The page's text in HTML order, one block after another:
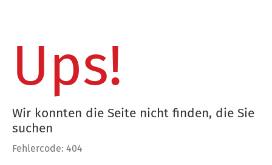
Ups!
Wir konnten die Seite nicht finden, die Sie
suchen
Fehlercode: 404